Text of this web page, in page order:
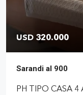
USD 320.000
Sarandi al 900
PH TIPO CASA 4